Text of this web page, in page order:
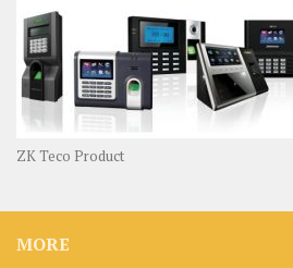
ZK Teco Product
MORE